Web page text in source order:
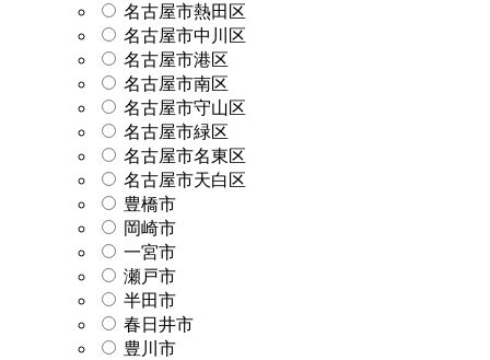
名古屋市熱田区
名古屋市中川区
名古屋市港区
名古屋市南区
名古屋市守山区
名古屋市緑区
名古屋市名東区
名古屋市天白区
豊橋市
岡崎市
一宮市
瀬戸市
半田市
春日井市
豊川市